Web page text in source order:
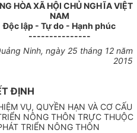
HÒA XÃ HỘI CHỦ NGHĨA VIỆT
NAM
Độc lập - Tự do - Hạnh phúc
---------------
Ninh, ngày 25 tháng 12 năm
2015
ĐỊNH
VỤ, QUYỀN HẠN VÀ CƠ CẤU
NÔNG THÔN TRỰC THUỘC
TRIỂN NÔNG THÔN